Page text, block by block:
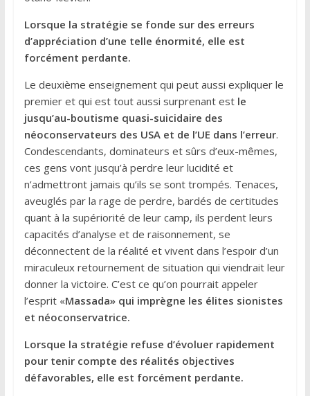
Lorsque la stratégie se fonde sur des erreurs
d’appréciation d’une telle énormité, elle est
forcément perdante.
Le deuxième enseignement qui peut aussi expliquer le
premier et qui est tout aussi surprenant est le
jusqu’au-boutisme quasi-suicidaire des
néoconservateurs des USA et de l’UE dans l’erreur.
Condescendants, dominateurs et sûrs d’eux-mêmes,
ces gens vont jusqu’à perdre leur lucidité et
n’admettront jamais qu’ils se sont trompés. Tenaces,
aveuglés par la rage de perdre, bardés de certitudes
quant à la supériorité de leur camp, ils perdent leurs
capacités d’analyse et de raisonnement, se
déconnectent de la réalité et vivent dans l’espoir d’un
miraculeux retournement de situation qui viendrait leur
donner la victoire. C’est ce qu’on pourrait appeler
l’esprit «Massada» qui imprègne les élites sionistes
et néoconservatrice.
Lorsque la stratégie refuse d’évoluer rapidement
pour tenir compte des réalités objectives
défavorables, elle est forcément perdante.